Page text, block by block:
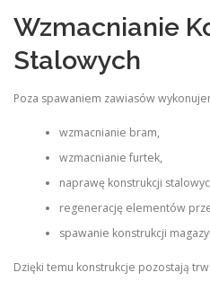
Wzmacnianie
Stalowych
Poza spawaniem zawiasów
wzmacnianie bram,
wzmacnianie furtek,
naprawę konstrukcji
regenerację elementów
spawanie konstrukcji
Dzięki temu konstrukcje pozostają